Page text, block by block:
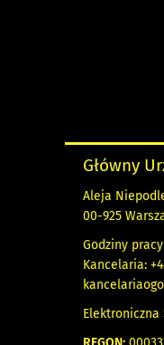
Główny
Aleja
00-925
Godziny pracy
Kancelaria:
Elektroniczna